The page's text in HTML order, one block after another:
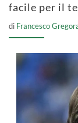
facile per il
di Francesco